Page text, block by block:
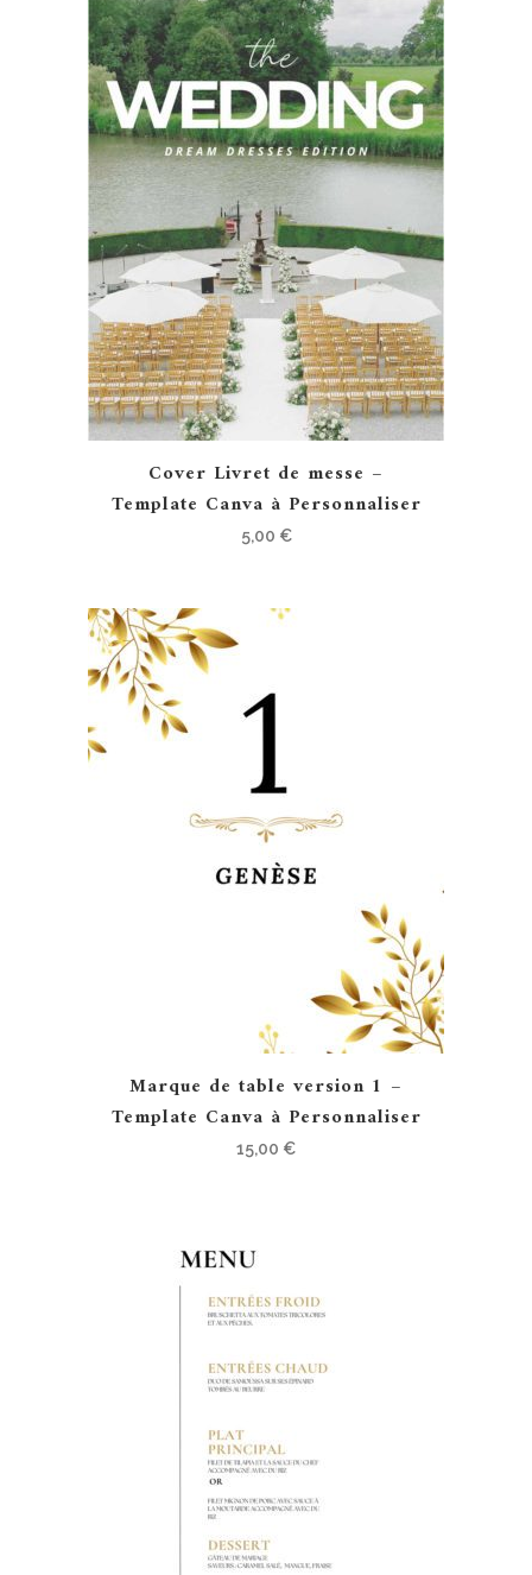
Cover Livret de messe –
Template Canva à Personnaliser
5,00 €
Marque de table version 1 –
Template Canva à Personnaliser
15,00 €